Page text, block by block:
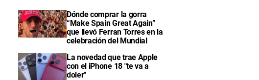
Dónde comprar la gorra
“Make Spain Great Again”
que llevó Ferran Torres en la
celebración del Mundial
La novedad que trae Apple
con el iPhone 18 "te va a
doler"